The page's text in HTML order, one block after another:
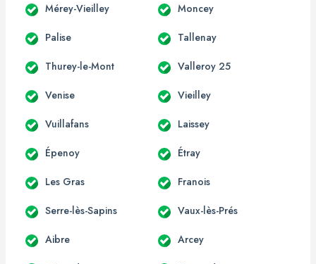
Mérey-Vieilley Moncey
Palise Tallenay
Thurey-le-Mont Valleroy 25
Venise Vieilley
Vuillafans Laissey
Épenoy Étray
Les Gras Franois
Serre-lès-Sapins Vaux-lès-Prés
Aibre Arcey